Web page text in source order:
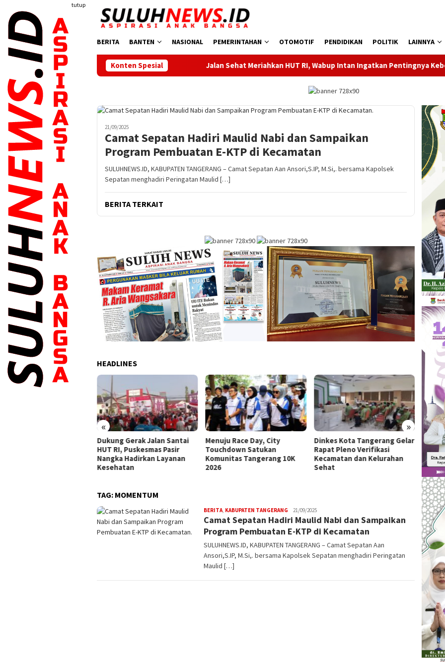
konten
tutup
BERITA BANTEN NASIONAL PEMERINTAHAN OTOMOTIF PENDIDIKAN POLITIK LAINNYA
Konten SpesialJalan Sehat Meriahkan HUT RI, Wabup Intan Ingatkan Pentingnya Kebersamaan
21/09/2025
Camat Sepatan Hadiri Maulid Nabi dan Sampaikan
Program Pembuatan E-KTP di Kecamatan
SULUHNEWS.ID, KABUPATEN TANGERANG – Camat Sepatan Aan Ansori,S.IP, M.Si,. bersama Kapolsek
Sepatan menghadiri Peringatan Maulid […]
BERITA TERKAIT
HEADLINES
« »
Dukung Gerak Jalan Santai
HUT RI, Puskesmas Pasir
Nangka Hadirkan Layanan
Kesehatan
Menuju Race Day, City
Touchdown Satukan
Komunitas Tangerang 10K
2026
Dinkes Kota Tangerang Gelar
Rapat Pleno Verifikasi
Kecamatan dan Kelurahan
Sehat
dan
TAG: MOMENTUM
BERITA, KABUPATEN TANGERANG W4nt0
21/09/2025
Camat Sepatan Hadiri Maulid Nabi dan Sampaikan
Program Pembuatan E-KTP di Kecamatan
SULUHNEWS.ID, KABUPATEN TANGERANG – Camat Sepatan Aan
Ansori,S.IP, M.Si,. bersama Kapolsek Sepatan menghadiri Peringatan
Maulid […]